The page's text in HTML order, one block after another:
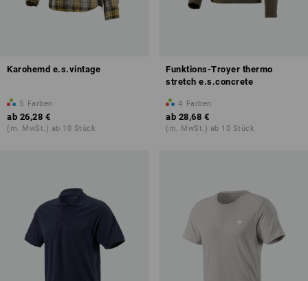
Karohemd e.s.vintage
5 Farben
ab 26,28 €
(m. MwSt.) ab 10 Stück
Funktions-Troyer thermo
stretch e.s.concrete
4 Farben
ab 28,68 €
(m. MwSt.) ab 10 Stück